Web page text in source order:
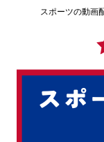
スポーツの動画